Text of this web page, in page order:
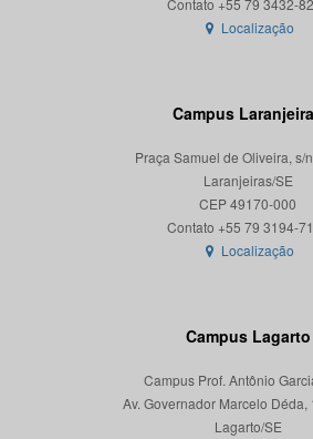
Localização
Campus
Praça Samuel de Oliveira, s/
Laranjeiras/SE
CEP 49170-000
Localização
Campus Lagarto
Campus Prof. Antônio
Av. Governador Marcelo Déda,
Lagarto/SE